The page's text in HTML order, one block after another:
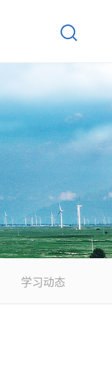
学习动态